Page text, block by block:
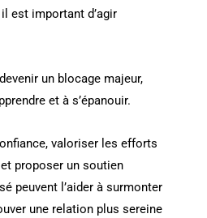
est important d’agir
un blocage majeur,
et à s’épanouir.
valoriser les efforts
proposer un soutien
peuvent l’aider à surmonter
une relation plus sereine